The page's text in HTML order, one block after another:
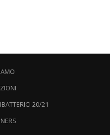
20/21